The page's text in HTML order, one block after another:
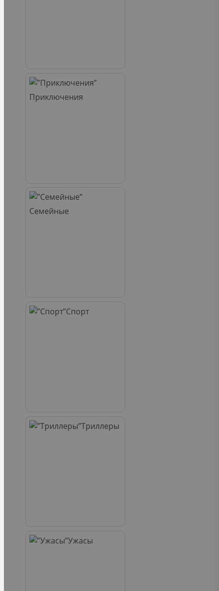
Приключения
Семейные
Спорт
Триллеры
Ужасы